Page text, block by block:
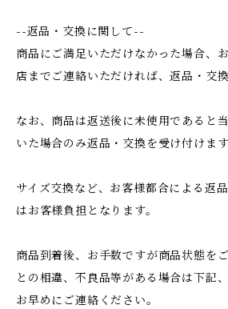
--返品・交換に関して--
商品にご満足いただけなかった場合、
店までご連絡いただければ、返品・交換
なお、商品は返送後に未使用であると
いた場合のみ返品・交換を受け付けます
サイズ交換など、お客様都合による返
はお客様負担となります。
商品到着後、お手数ですが商品状態を
との相違、不良品等がある場合は下記
お早めにご連絡ください。